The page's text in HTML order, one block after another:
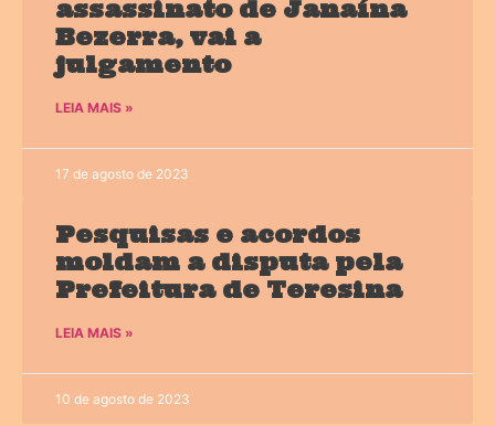
assassinato de Janaína
Bezerra, vai a
julgamento
LEIA MAIS »
17 de agosto de 2023
Pesquisas e acordos
moldam a disputa pela
Prefeitura de Teresina
LEIA MAIS »
10 de agosto de 2023